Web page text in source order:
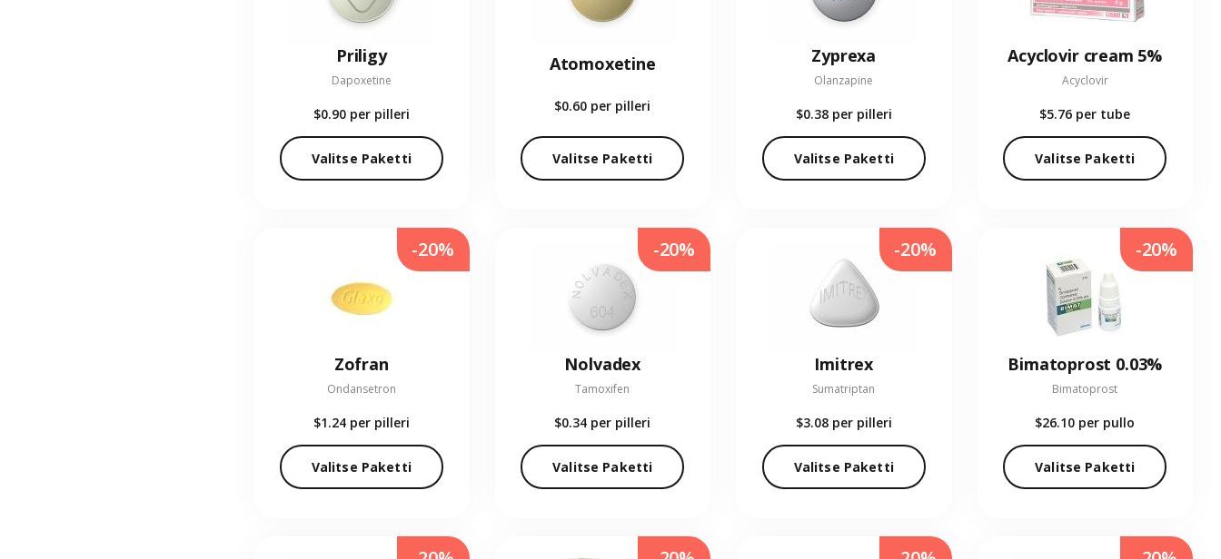
Priligy
Dapoxetine
$0.90 per pilleri
Valitse Paketti
Atomoxetine
$0.60 per pilleri
Valitse Paketti
Zyprexa
Olanzapine
$0.38 per pilleri
Valitse Paketti
Acyclovir cream 5%
Acyclovir
$5.76 per tube
Valitse Paketti
Zofran
Ondansetron
$1.24 per pilleri
Valitse Paketti
-20%
Nolvadex
Tamoxifen
$0.34 per pilleri
Valitse Paketti
-20%
Imitrex
Sumatriptan
$3.08 per pilleri
Valitse Paketti
-20%
Bimatoprost 0.03%
Bimatoprost
$26.10 per pullo
Valitse Paketti
-20%